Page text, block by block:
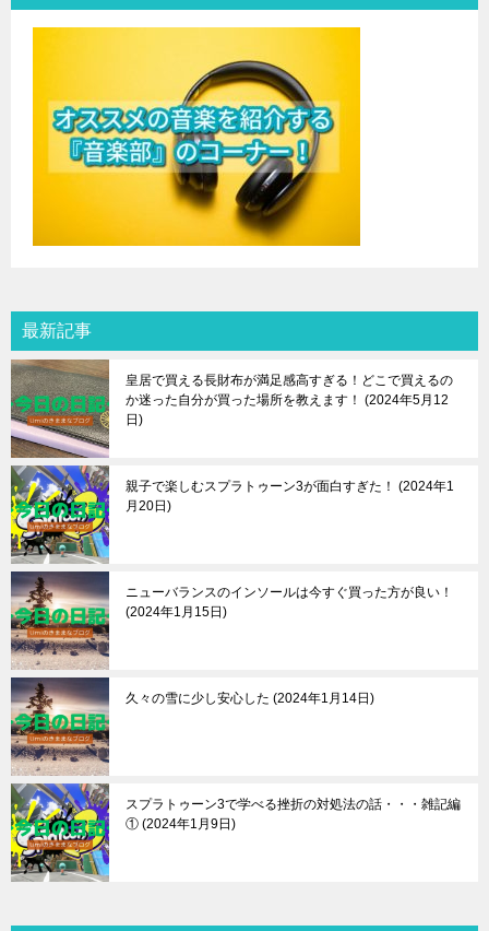
最新記事
皇居で買える長財布が満足感高すぎる！どこで買えるの
か迷った自分が買った場所を教えます！
2024年5月12
日
親子で楽しむスプラトゥーン3が面白すぎた！
2024年1
月20日
ニューバランスのインソールは今すぐ買った方が良い！
2024年1月15日
久々の雪に少し安心した 2024年1月14日
スプラトゥーン3で学べる挫折の対処法の話・・・雑記編
① 2024年1月9日